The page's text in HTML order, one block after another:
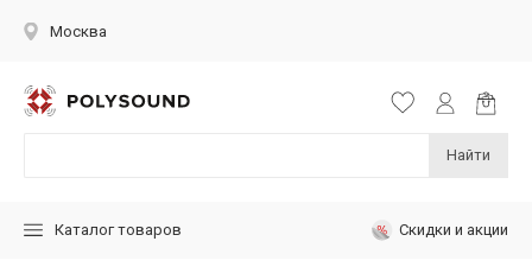
Москва
Найти
Каталог товаров Скидки и акции